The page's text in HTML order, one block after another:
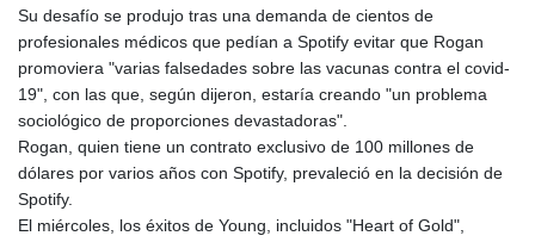
ISK 142.611425
JEP 0.859298
JMD 183.585438
JOD 0.819755
JPY 182.105612
KES 147.605987
KGS 101.105674
KMF 492.519879
Su desafío se produjo tras una demanda de cientos de
profesionales médicos que pedían a Spotify evitar que Rogan
promoviera "varias falsedades sobre las vacunas contra el covid-
19", con las que, según dijeron, estaría creando "un problema
sociológico de proporciones devastadoras".
Rogan, quien tiene un contrato exclusivo de 100 millones de
dólares por varios años con Spotify, prevaleció en la decisión de
Spotify.
El miércoles, los éxitos de Young, incluidos "Heart of Gold",